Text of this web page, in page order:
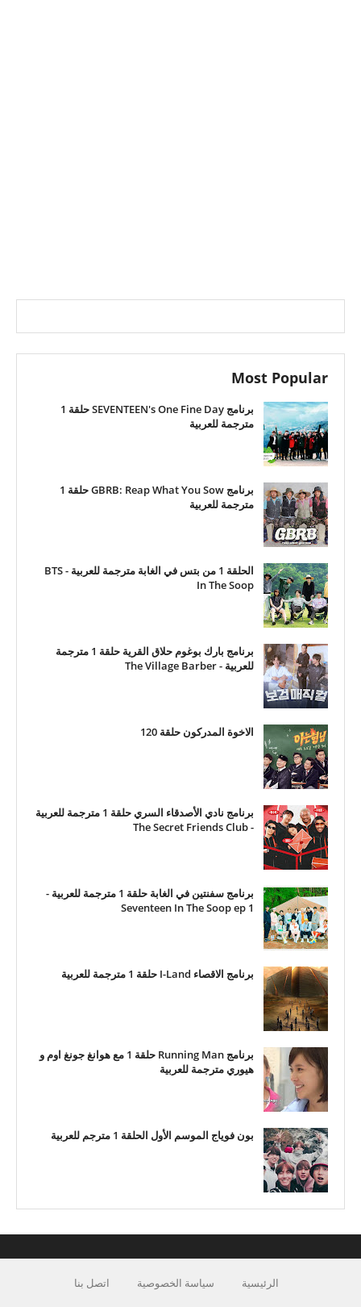
Most Popular
برنامج SEVENTEEN's One Fine Day حلقة 1
مترجمة للعربية
برنامج GBRB: Reap What You Sow حلقة 1
مترجمة للعربية
الحلقة 1 من بتس في الغابة مترجمة للعربية - BTS
In The Soop
برنامج بارك بوغوم حلاق القرية حلقة 1 مترجمة
للعربية - The Village Barber
الاخوة المدركون حلقة 120
برنامج نادي الأصدقاء السري حلقة 1 مترجمة للعربية
- The Secret Friends Club
برنامج سفنتين في الغابة حلقة 1 مترجمة للعربية -
Seventeen In The Soop ep 1
برنامج الاقصاء I-Land حلقة 1 مترجمة للعربية
برنامج Running Man حلقة 1 مع هوانغ جونغ اوم و
هيوري مترجمة للعربية
بون فوياج الموسم الأول الحلقة 1 مترجم للعربية
الرئيسية سياسة الخصوصية اتصل بنا